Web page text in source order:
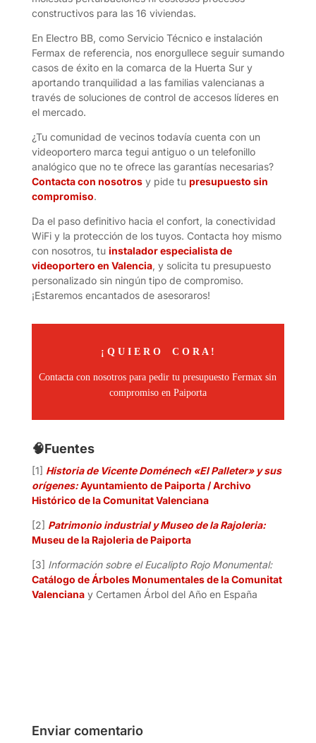
constructivos para las 16 viviendas.
En Electro BB, como Servicio Técnico e instalación
Fermax de referencia, nos enorgullece seguir sumando
casos de éxito en la comarca de la Huerta Sur y
aportando tranquilidad a las familias valencianas a
través de soluciones de control de accesos líderes en
el mercado.
¿Tu comunidad de vecinos todavía cuenta con un
videoportero marca tegui antiguo o un telefonillo
analógico que no te ofrece las garantías necesarias?
Contacta con nosotrosy pide tu presupuesto sin
compromiso.
Da el paso definitivo hacia el confort, la conectividad
WiFi y la protección de los tuyos. Contacta hoy mismo
con nosotros, tu instalador especialista de
videoportero en Valencia, y solicita tu presupuesto
personalizado sin ningún tipo de compromiso.
¡Estaremos encantados de asesoraros!
¡ Q U I E R O C O R A !
Contacta con nosotros para pedir tu presupuesto Fermax sin
compromiso en Paiporta
🧠Fuentes
[1] Historia de Vicente Doménech «El Palleter» y sus
orígenes:Ayuntamiento de Paiporta / Archivo
Histórico de la Comunitat Valenciana
[2] Patrimonio industrial y Museo de la Rajoleria:
Museu de la Rajoleria de Paiporta
[3] Información sobre el Eucalipto Rojo Monumental:
Catálogo de Árboles Monumentales de la Comunitat
Valencianay Certamen Árbol del Año en España
Enviar comentario